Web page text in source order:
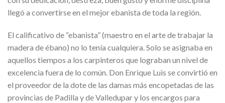
llegó a convertirse en el mejor ebanista de toda la región.
El calificativo de “ebanista” (maestro en el arte de trabajar la
madera de ébano) no lo tenía cualquiera. Solo se asignaba en
aquellos tiempos a los carpinteros que lograban un nivel de
excelencia fuera de lo común. Don Enrique Luis se convirtió en
el proveedor de la dote de las damas más encopetadas de las
provincias de Padilla y de Valledupar y los encargos para